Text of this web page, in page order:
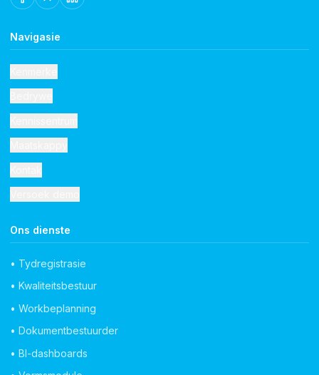
Navigasie
Ons dienste
• Tydregistrasie
• Kwaliteitsbestuur
• Workbeplanning
• Dokumentbestuurder
• BI-dashboards